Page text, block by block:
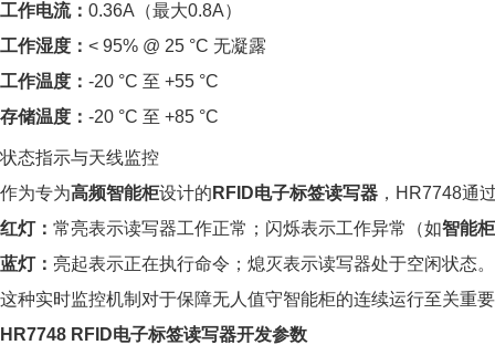
工作电流： 0.36A（最大0.8A）
工作湿度： < 95% @ 25 °C 无凝露
工作温度： -20 °C 至 +55 °C
存储温度： -20 °C 至 +85 °C
状态指示与天线监控
作为专为高频智能柜设计的 RFID电子标签读写器 ，HR7748通
红灯： 常亮表示读写器工作正常；闪烁表示工作异常（如智能
蓝灯： 亮起表示正在执行命令；熄灭表示读写器处于空闲状态。
这种实时监控机制对于保障无人值守智能柜的连续运行至关重
HR7748 RFID电子标签读写器开发参数